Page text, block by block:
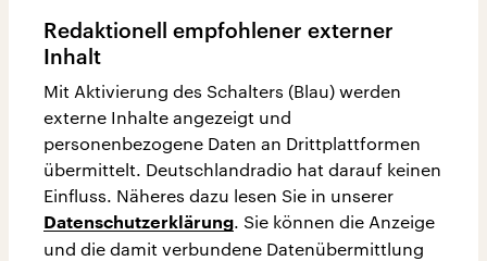
Redaktionell empfohlener externer
Inhalt
Mit Aktivierung des Schalters (Blau) werden
externe Inhalte angezeigt und
personenbezogene Daten an Drittplattformen
übermittelt. Deutschlandradio hat darauf keinen
Einfluss. Näheres dazu lesen Sie in unserer
Datenschutzerklärung. Sie können die Anzeige
und die damit verbundene Datenübermittlung